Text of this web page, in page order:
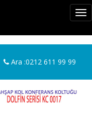
Ara :0212 611 99 99